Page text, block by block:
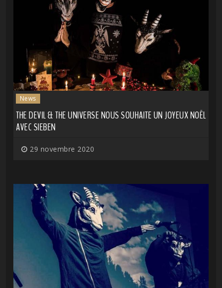
News
THE DEVIL & THE UNIVERSE NOUS SOUHAITE UN JOYEUX NOËL
AVEC SIEBEN
29 novembre 2020